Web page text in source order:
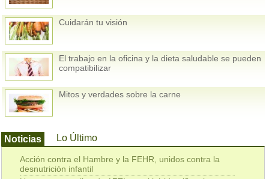
Cuidarán tu visión
El trabajo en la oficina y la dieta saludable se pueden
compatibilizar
Mitos y verdades sobre la carne
Noticias Lo Último
Acción contra el Hambre y la FEHR, unidos contra la
desnutrición infantil